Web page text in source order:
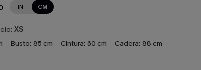
IN CM
XS
Busto: 85 cm Cintura: 60 cm Cadera: 88 cm